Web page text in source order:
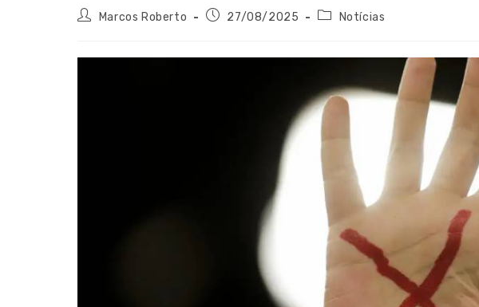
Marcos Roberto 27/08/2025 Notícias